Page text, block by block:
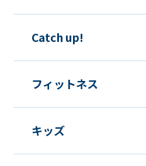
Catch up!
フィットネス
キッズ